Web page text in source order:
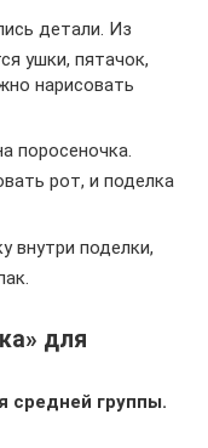
детали. Из
ушки, пятачок,
нарисовать
поросеночка.
рот, и поделка
внутри поделки,
для
средней группы.